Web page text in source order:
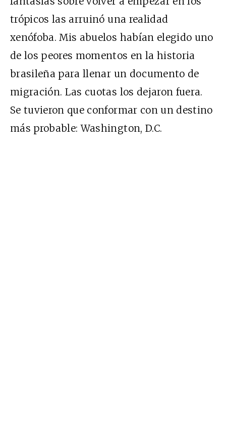
trópicos las arruinó una realidad
xenófoba. Mis abuelos habían elegido uno
de los peores momentos en la historia
brasileña para llenar un documento de
migración. Las cuotas los dejaron fuera.
Se tuvieron que conformar con un destino
más probable: Washington, D.C.